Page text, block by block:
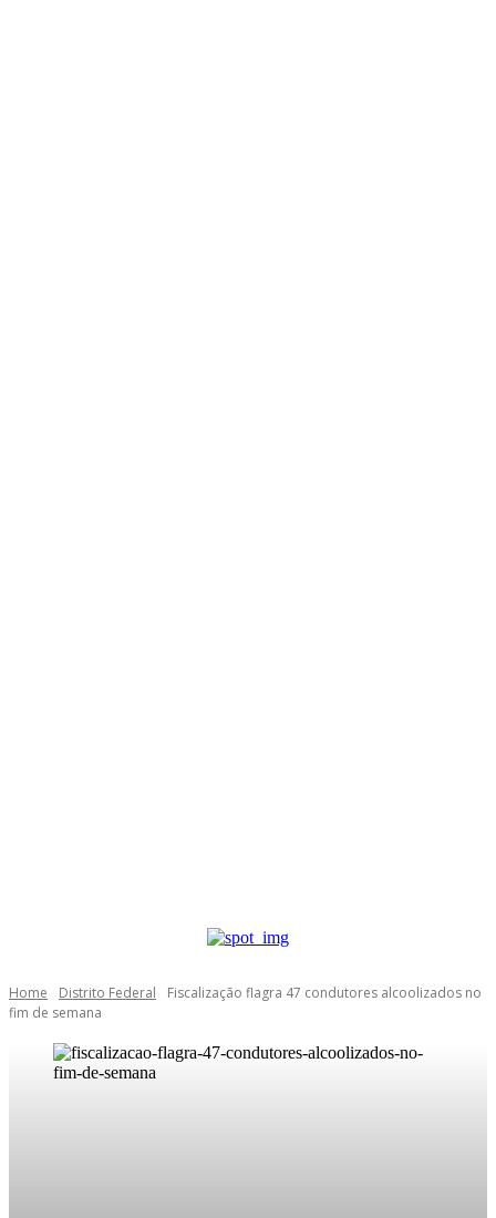
Home Distrito Federal
Fiscalização flagra 47 condutores alcoolizados no
fim de semana